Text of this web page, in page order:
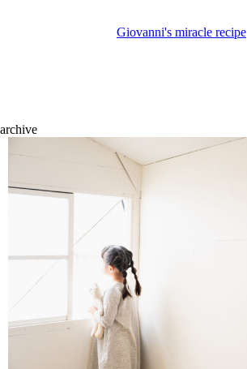
Giovanni's miracle recipe
archive